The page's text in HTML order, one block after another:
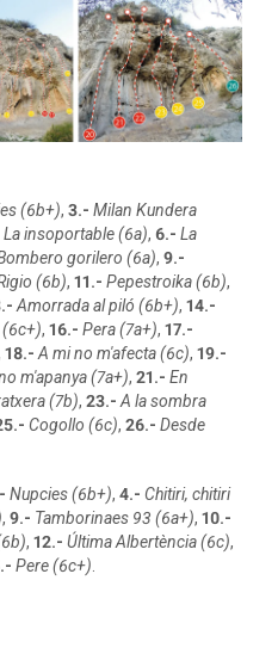
(6b+), 3.- Milan Kundera
La insoportable (6a), 6.- La
gorilero (6a), 9.-
(6b), 11.- Pepestroika (6b),
Amorrada al piló (6b+), 14.-
(6c+), 16.- Pera (7a+), 17.-
18.- A mi no m'afecta (6c), 19.-
m'apanya (7a+), 21.- En
(7b), 23.- A la sombra
Cogollo (6c), 26.- Desde
Nupcies (6b+), 4.- Chitiri, chitiri
, 9.- Tamborinaes 93 (6a+), 10.-
, 12.- Última Albertència (6c),
Pere (6c+)